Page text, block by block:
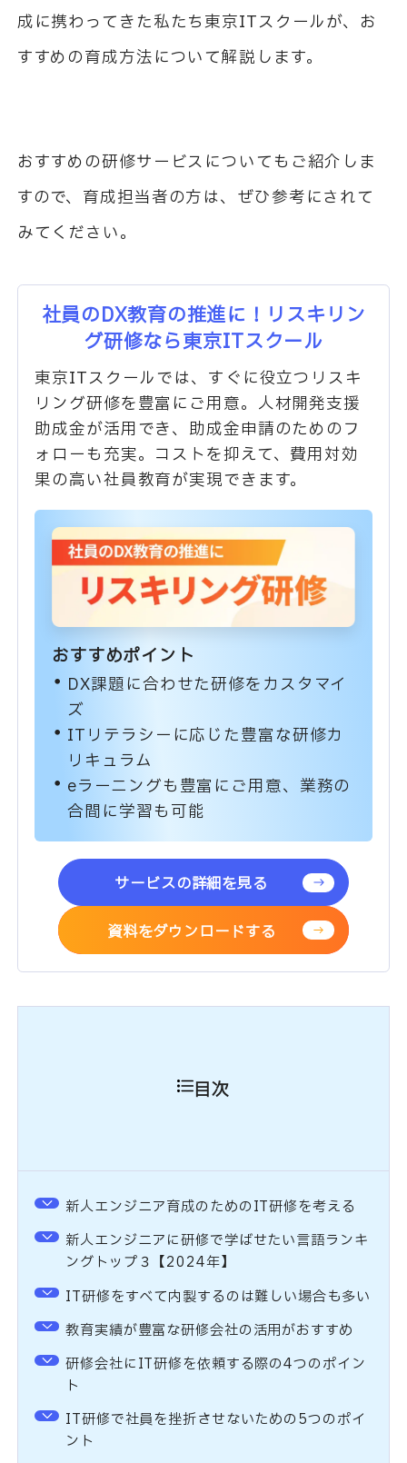
成に携わってきた私たち東京ITスクールが、お
すすめの育成方法について解説します。
おすすめの研修サービスについてもご紹介しま
すので、育成担当者の方は、ぜひ参考にされて
みてください。
社員のDX教育の推進に！リスキリン
グ研修なら東京ITスクール
東京ITスクールでは、すぐに役立つリスキ
リング研修を豊富にご用意。人材開発支援
助成金が活用でき、助成金申請のためのフ
ォローも充実。コストを抑えて、費用対効
果の高い社員教育が実現できます。
おすすめポイント
DX課題に合わせた研修をカスタマイ
ズ
ITリテラシーに応じた豊富な研修カ
リキュラム
eラーニングも豊富にご用意、業務の
合間に学習も可能
サービスの詳細を見る
資料をダウンロードする
目次
新人エンジニア育成のためのIT研修を考える
新人エンジニアに研修で学ばせたい言語ランキ
ングトップ３【2024年】
IT研修をすべて内製するのは難しい場合も多い
教育実績が豊富な研修会社の活用がおすすめ
研修会社にIT研修を依頼する際の4つのポイン
ト
IT研修で社員を挫折させないための5つのポイ
ント